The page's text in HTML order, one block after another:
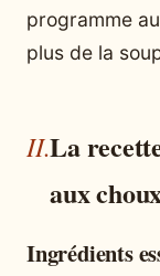
programme
plus de la
La
aux
Ingrédients